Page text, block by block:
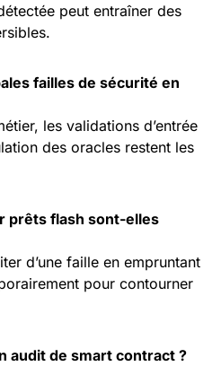
peut entraîner des
failles de sécurité en
les validations d’entrée
des oracles restent les
prêts flash sont-elles
d’une faille en empruntant
pour contourner
audit de smart contract ?